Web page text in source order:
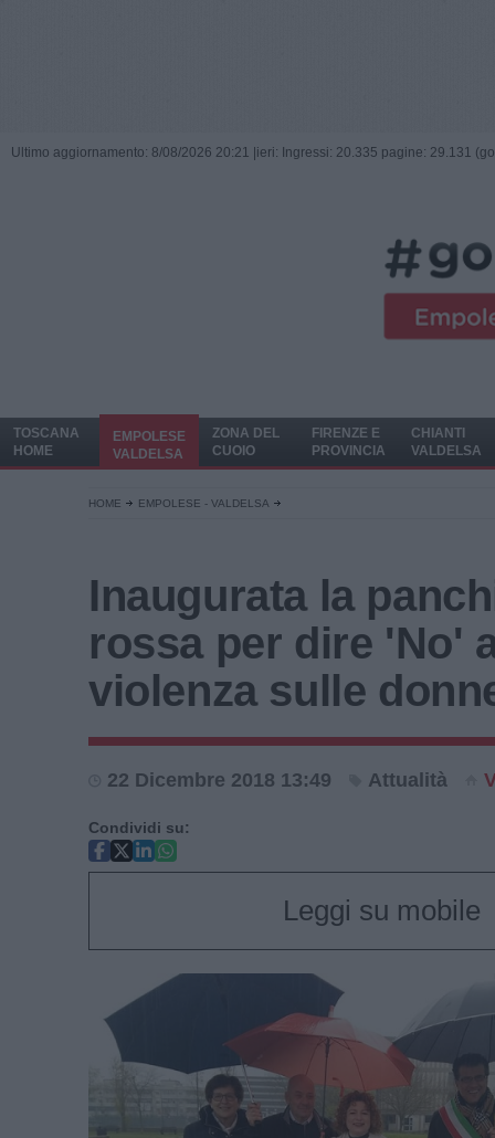
Ultimo aggiornamento: 8/08/2026 20:21 | ieri: Ingressi: 20.335 pagine: 29.131
TOSCANA
HOME
EMPOLESE
VALDELSA
ZONA DEL
CUOIO
FIRENZE E
PROVINCIA
CHIANTI
VALDELSA
HOME EMPOLESE - VALDELSA
Inaugurata la
rossa per dire 'No'
violenza sulle
22 Dicembre 2018 13:49 Attualità
Condividi su:
Leggi su mobile